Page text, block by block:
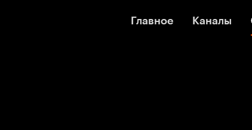
Главное Каналы
Главное Каналы